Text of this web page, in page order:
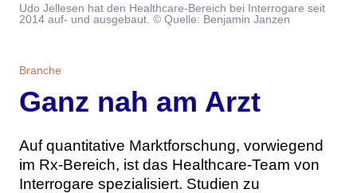
Marketing
Studien
Digital Health
Personen
Magazin
Ausgabenarchiv
Abonnement
Über uns
Team
Werben
Udo Jellesen hat den Healthcare-Bereich bei Interrogare seit
2014 auf- und ausgebaut. © Quelle: Benjamin Janzen
Branche
Ganz nah am Arzt
Auf quantitative Marktforschung, vorwiegend
im Rx-Bereich, ist das Healthcare-Team von
Interrogare spezialisiert. Studien zu